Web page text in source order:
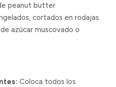
peanut butter
cortados en rodajas
azúcar muscovado o
Coloca todos los